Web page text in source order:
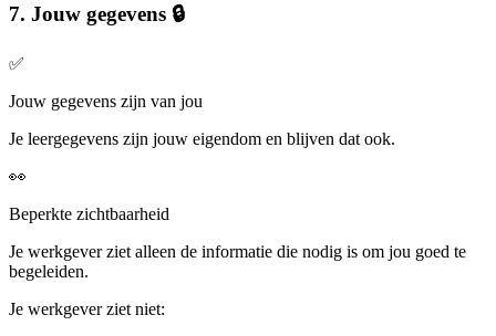
7. Jouw gegevens 🔒
✅
Jouw gegevens zijn van jou
Je leergegevens zijn jouw eigendom en blijven dat ook.
👀
Beperkte zichtbaarheid
Je werkgever ziet alleen de informatie die nodig is om jou goed te
begeleiden.
Je werkgever ziet niet: